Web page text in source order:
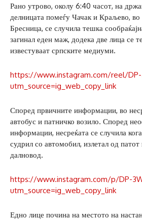
Рано утрово, околу 6:40 часот, на
делницата помеѓу Чачак и Краљево, во
Бресница, се случила тешка
загинал еден маж, додека две лица се
известуваат српските медиуми.
https://www.instagram.com/reel/DP-
utm_source=ig_web_copy_link
Според првичните информации, во
автобус и патничко возило. Според
информации, несреќата се случила
судрил со автомобил, излетал од
далновод.
https://www.instagram.com/p/DP-
utm_source=ig_web_copy_link
Едно лице почина на местото на